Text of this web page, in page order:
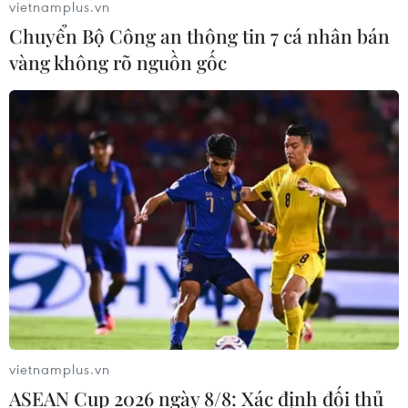
Ông Kim Sang-sik trăn trở gì về
hàng phòng ngự trước bán kết
ASEAN Cup?
08/08/2026 00:13
ASEAN Cup 2026: Truyền thông
châu Á ca ngợi chiến thắng của tuyển
Việt Nam
07/08/2026 22:58
HLV Kim Sang-sik: 'Tôi mong Đình
Bắc vươn xa hơn tầm Đông Nam Á'
07/08/2026 16:54
vietnamplus.vn
Chuyển Bộ Công an thông tin 7 cá nhân bán
vàng không rõ nguồn gốc
vietnamplus.vn
ASEAN Cup 2026 ngày 8/8: Xác định đối thủ